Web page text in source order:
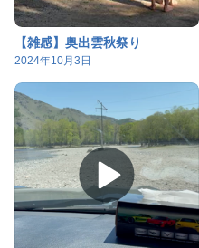
【雑感】奥出雲秋祭り
2024年10月3日